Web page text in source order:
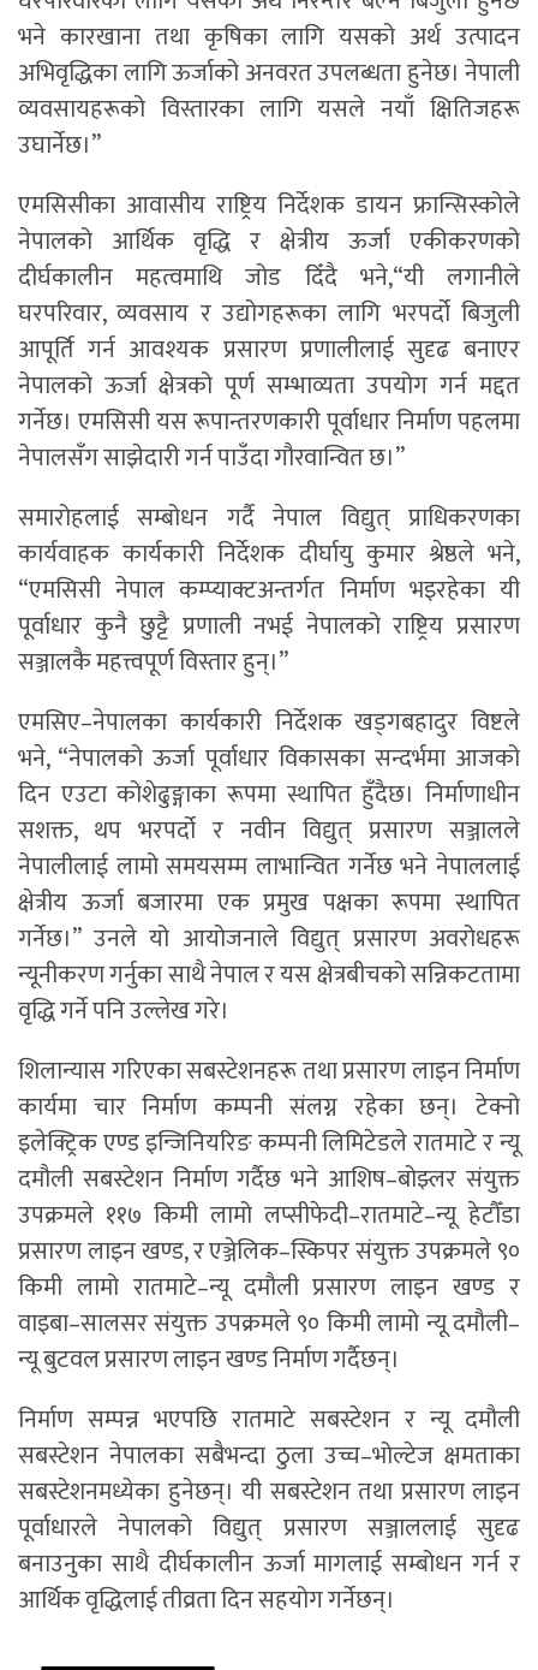
भने कारखाना तथा कृषिका लागि यसको अर्थ उत्पादन
अभिवृद्धिका लागि ऊर्जाको अनवरत उपलब्धता हुनेछ। नेपाली
व्यवसायहरूको विस्तारका लागि यसले नयाँ क्षितिजहरू
उघार्नेछ।”
एमसिसीका आवासीय राष्ट्रिय निर्देशक डायन फ्रान्सिस्कोले
नेपालको आर्थिक वृद्धि र क्षेत्रीय ऊर्जा एकीकरणको
दीर्घकालीन महत्वमाथि जोड दिँदै भने,“यी लगानीले
घरपरिवार, व्यवसाय र उद्योगहरूका लागि भरपर्दो बिजुली
आपूर्ति गर्न आवश्यक प्रसारण प्रणालीलाई सुदृढ बनाएर
नेपालको ऊर्जा क्षेत्रको पूर्ण सम्भाव्यता उपयोग गर्न मद्दत
गर्नेछ। एमसिसी यस रूपान्तरणकारी पूर्वाधार निर्माण पहलमा
नेपालसँग साझेदारी गर्न पाउँदा गौरवान्वित छ।”
समारोहलाई सम्बोधन गर्दै नेपाल विद्युत् प्राधिकरणका
कार्यवाहक कार्यकारी निर्देशक दीर्घायु कुमार श्रेष्ठले भने,
“एमसिसी नेपाल कम्प्याक्टअन्तर्गत निर्माण भइरहेका यी
पूर्वाधार कुनै छुट्टै प्रणाली नभई नेपालको राष्ट्रिय प्रसारण
सञ्जालकै महत्त्वपूर्ण विस्तार हुन्।”
एमसिए–नेपालका कार्यकारी निर्देशक खड्गबहादुर विष्टले
भने, “नेपालको ऊर्जा पूर्वाधार विकासका सन्दर्भमा आजको
दिन एउटा कोशेढुङ्गाका रूपमा स्थापित हुँदैछ। निर्माणाधीन
सशक्त, थप भरपर्दो र नवीन विद्युत् प्रसारण सञ्जालले
नेपालीलाई लामो समयसम्म लाभान्वित गर्नेछ भने नेपाललाई
क्षेत्रीय ऊर्जा बजारमा एक प्रमुख पक्षका रूपमा स्थापित
गर्नेछ।” उनले यो आयोजनाले विद्युत् प्रसारण अवरोधहरू
न्यूनीकरण गर्नुका साथै नेपाल र यस क्षेत्रबीचको सन्निकटतामा
वृद्धि गर्ने पनि उल्लेख गरे।
शिलान्यास गरिएका सबस्टेशनहरू तथा प्रसारण लाइन निर्माण
कार्यमा चार निर्माण कम्पनी संलग्न रहेका छन्। टेक्नो
इलेक्ट्रिक एण्ड इन्जिनियरिङ कम्पनी लिमिटेडले रातमाटे र न्यू
दमौली सबस्टेशन निर्माण गर्दैछ भने आशिष–बोझ्लर संयुक्त
उपक्रमले ११७ किमी लामो लप्सीफेदी–रातमाटे–न्यू हेटौँडा
प्रसारण लाइन खण्ड, र एञ्जेलिक–स्किपर संयुक्त उपक्रमले ९०
किमी लामो रातमाटे–न्यू दमौली प्रसारण लाइन खण्ड र
वाइबा–सालसर संयुक्त उपक्रमले ९० किमी लामो न्यू दमौली–
न्यू बुटवल प्रसारण लाइन खण्ड निर्माण गर्दैछन्।
निर्माण सम्पन्न भएपछि रातमाटे सबस्टेशन र न्यू दमौली
सबस्टेशन नेपालका सबैभन्दा ठुला उच्च–भोल्टेज क्षमताका
सबस्टेशनमध्येका हुनेछन्। यी सबस्टेशन तथा प्रसारण लाइन
पूर्वाधारले नेपालको विद्युत् प्रसारण सञ्जाललाई सुदृढ
बनाउनुका साथै दीर्घकालीन ऊर्जा मागलाई सम्बोधन गर्न र
आर्थिक वृद्धिलाई तीव्रता दिन सहयोग गर्नेछन्।